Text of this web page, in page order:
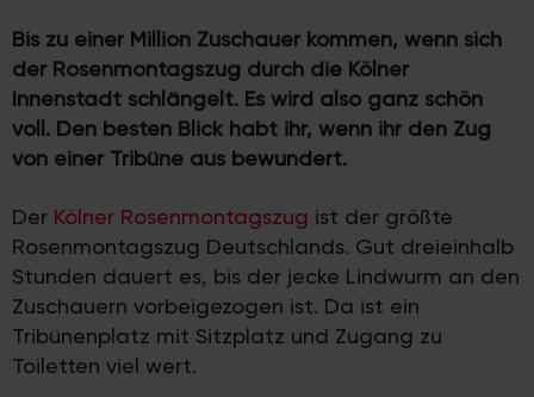
Bis zu einer Million Zuschauer kommen, wenn sich
der Rosenmontagszug durch die Kölner
Innenstadt schlängelt. Es wird also ganz schön
voll. Den besten Blick habt ihr, wenn ihr den Zug
von einer Tribüne aus bewundert.
Der Kölner Rosenmontagszug ist der größte
Rosenmontagszug Deutschlands. Gut dreieinhalb
Stunden dauert es, bis der jecke Lindwurm an den
Zuschauern vorbeigezogen ist. Da ist ein
Tribünenplatz mit Sitzplatz und Zugang zu
Toiletten viel wert.